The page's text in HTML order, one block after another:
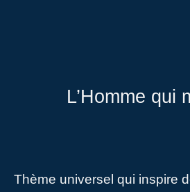
L’Homme qui
Thème universel qui inspire